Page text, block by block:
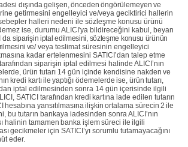
dışındagelişen,önceden öngörülemeyen ve
getirmesini engelleyici ve/veya geciktirici hallerin
halleri nedeni ile sözleşme konusu ürünü
ise, durumu ALICI'ya bildireceğini kabul, beyan
da siparişin iptal edilmesini, sözleşme konusu ürünün
ve/veya teslimat süresinin engelleyici
kadar ertelenmesini SATICI’dan talep etme
tarafından siparişin iptal edilmesi halinde ALICI’nın
ürün tutarı 14 gün içinde kendisine nakden ve
kredi kartıile yaptığı ödemelerde ise, ürün tutarı,
iptal edilmesinden sonra 14 gün içerisinde ilgili
SATICI tarafından kredi kartına iade edilen tutarın
hesabına yansıtılmasınailişkin ortalama sürecin 2 ile
bu tutarın bankaya iadesinden sonra ALICI’nın
halinin tamamen banka işlemsüreci ile ilgili
gecikmeler için SATICI’yı sorumlu tutamayacağını
eder.